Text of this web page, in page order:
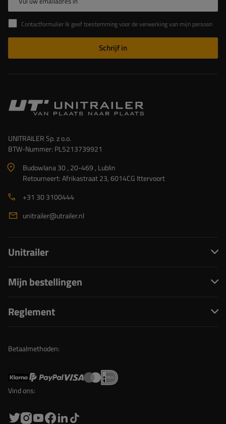
Contactformulier Ik geef toestemming voor de verwerking van mijn persoonlijke gegevens in het contactformulier in overeenstemming met de Verordening van het Europees Parlement en de Raad (EU)
Schrijf in
UNITRAILER Sp. z o.o.
BTW-Nummer: PL5213739921
Budowlana 30 , 20-469 , Lublin
Retourneert: Afrikastraat 23, 6014CG Ittervoort
+31 30 3100444
unitrailer@utrailer.nl
Unitrailer
Mijn bestellingen
Reglement
Betaalmethoden:
Vind ons: